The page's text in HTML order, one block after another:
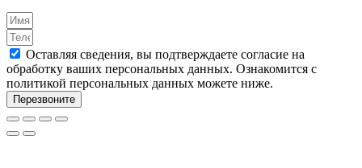
Оставляя сведения, вы подтверждаете согласие на
обработку ваших персональных данных. Ознакомится с
политикой персональных данных можете ниже.
Перезвоните